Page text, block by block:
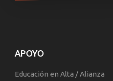
APOYO
Educación en Alta / Alianza